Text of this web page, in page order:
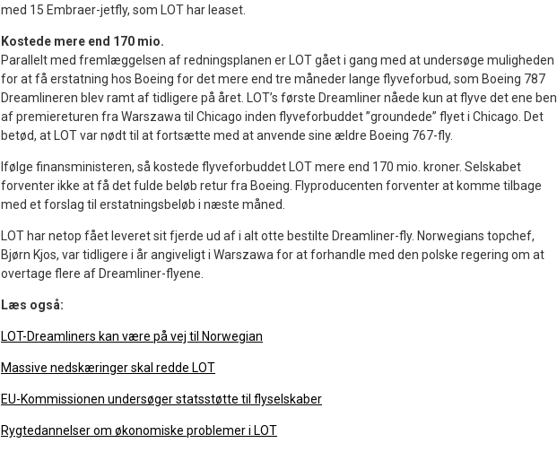
med 15 Embraer-jetfly, som LOT har leaset.
Kostede mere end 170 mio.
Parallelt med fremlæggelsen af redningsplanen er LOT gået i gang med at undersøge muligheden
for at få erstatning hos Boeing for det mere end tre måneder lange flyveforbud, som Boeing 787
Dreamlineren blev ramt af tidligere på året. LOT’s første Dreamliner nåede kun at flyve det ene ben
af premiereturen fra Warszawa til Chicago inden flyveforbuddet ”groundede” flyet i Chicago. Det
betød, at LOT var nødt til at fortsætte med at anvende sine ældre Boeing 767-fly.
Ifølge finansministeren, så kostede flyveforbuddet LOT mere end 170 mio. kroner. Selskabet
forventer ikke at få det fulde beløb retur fra Boeing. Flyproducenten forventer at komme tilbage
med et forslag til erstatningsbeløb i næste måned.
LOT har netop fået leveret sit fjerde ud af i alt otte bestilte Dreamliner-fly. Norwegians topchef,
Bjørn Kjos, var tidligere i år angiveligt i Warszawa for at forhandle med den polske regering om at
overtage flere af Dreamliner-flyene.
Læs også:
LOT-Dreamliners kan være på vej til Norwegian
Massive nedskæringer skal redde LOT
EU-Kommissionen undersøger statsstøtte til flyselskaber
Rygtedannelser om økonomiske problemer i LOT